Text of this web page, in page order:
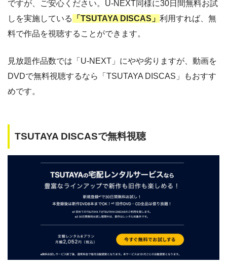
ですが、ご安心ください。U-NEXT同様に30日間無料お試
しを実施している
「TSUTAYA DISCAS」 利用すれば、無
料で作品を視聴することができます。
見放題作品数では「U-NEXT」にやや劣りますが、動画を
DVDで無料視聴するなら「TSUTAYA DISCAS」もおすす
めです。
TSUTAYA DISCASで無料視聴